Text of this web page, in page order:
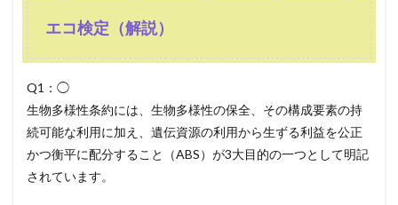
エコ検定（解説）
Q1：◯
生物多様性条約には、生物多様性の保全、その構成要素の持
続可能な利用に加え、遺伝資源の利用から生ずる利益を公正
かつ衡平に配分すること（ABS）が3大目的の一つとして明記
されています。